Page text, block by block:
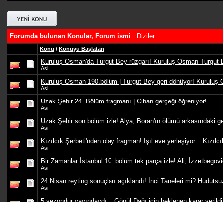
Forumda bulunan Konular, Forum ismi : Diziler
Konu / Konuyu Başlatan
Kuruluş Osman'da Turgut Bey rüzgarı! Kuruluş Osman Turgut
Asi
Kuruluş Osman 190.bölüm | Turgut Bey geri dönüyor! Kuruluş
Asi
Uzak Şehir 24. Bölüm fragmanı | Cihan gerçeği öğreniyor!
Asi
Uzak Şehir son bölüm izle! Alya, Boran'ın ölümü arkasındaki
Asi
Kızılcık Şerbeti'nden olay fragman! Işıl eve yerleşiyor...
Asi
Bir Zamanlar İstanbul 10. bölüm tek parça izle! Ali,
Asi
24 Nisan reyting sonuçları açıklandı! İnci Taneleri mi?
Asi